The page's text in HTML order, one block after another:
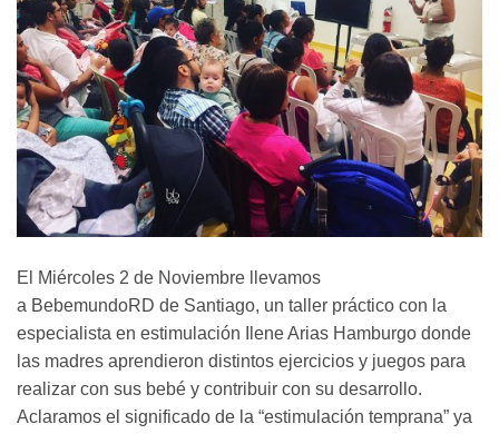
El Miércoles 2 de Noviembre llevamos
a BebemundoRD de Santiago, un taller práctico con la
especialista en estimulación Ilene Arias Hamburgo donde
las madres aprendieron distintos ejercicios y juegos para
realizar con sus bebé y contribuir con su desarrollo.
Aclaramos el significado de la “estimulación temprana” ya